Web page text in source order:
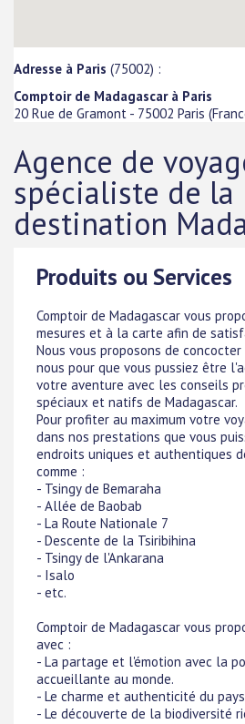
Adresse à Paris (75002) :
Comptoir de Madagascar à Paris
20 Rue de Gramont - 75002 Paris (
Agence de
spécialiste de la
destination
Produits ou Services
Comptoir de Madagascar vous
mesures et à la carte afin de
Nous vous proposons de
nous pour que vous pussiez être
votre aventure avec les conseils
spéciaux et natifs de Madagascar.
Pour profiter au maximum votre
dans nos prestations que vous
endroits uniques et authentiques
comme :
- Tsingy de Bemaraha
- Allée de Baobab
- La Route Nationale 7
- Descente de la Tsiribihina
- Tsingy de l'Ankarana
- Isalo
- etc.
Comptoir de Madagascar vous
avec :
- La partage et l'émotion avec la
accueillante au monde.
- Le charme et authenticité du
- Le découverte de la biodiversité